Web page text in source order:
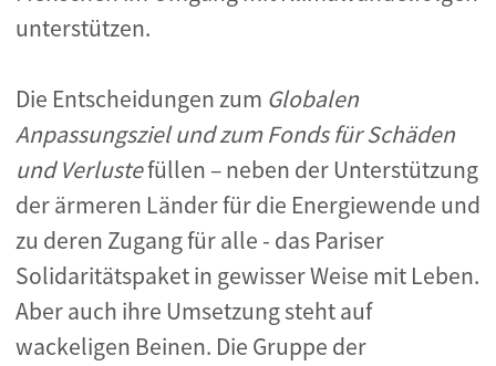
unterstützen.
Die Entscheidungen zum Globalen
Anpassungsziel und zum Fonds für Schäden
und Verlustefüllen – neben der Unterstützung
der ärmeren Länder für die Energiewende und
zu deren Zugang für alle - das Pariser
Solidaritätspaket in gewisser Weise mit Leben.
Aber auch ihre Umsetzung steht auf
wackeligen Beinen. Die Gruppe der